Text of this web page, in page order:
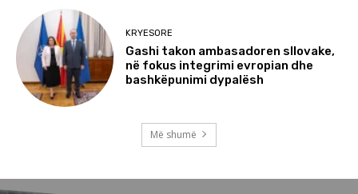
KRYESORE
Gashi takon ambasadoren sllovake,
në fokus integrimi evropian dhe
bashkëpunimi dypalësh
Më shumë